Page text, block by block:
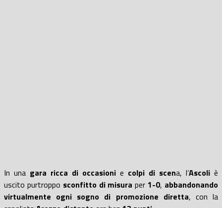
In una gara ricca di occasioni e colpi di scena, l’Ascoli è
uscito purtroppo sconfitto di misura per 1-0, abbandonando
virtualmente ogni sogno di promozione diretta, con la